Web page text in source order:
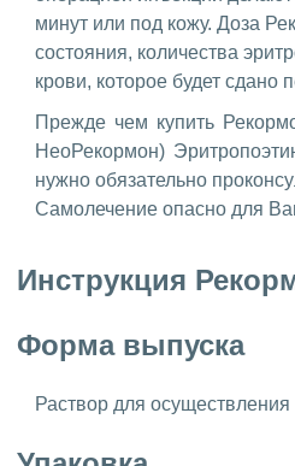
минут или под кожу. Доза
состояния, количества
крови, которое будет сдано
Прежде чем купить
НеоРекормон)
нужно обязательно
Самолечение опасно для
Инструкция
Форма выпуска
Раствор для осуществления